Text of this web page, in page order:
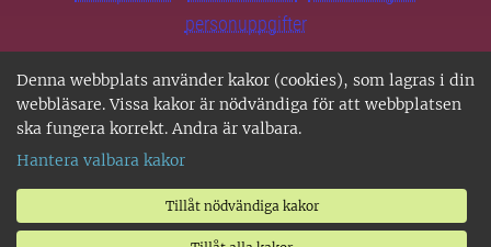
Denna webbplats använder kakor (cookies), som lagras i din
webbläsare. Vissa kakor är nödvändiga för att webbplatsen
ska fungera korrekt. Andra är valbara.
Hantera valbara kakor
Tillåt nödvändiga kakor
personuppgifter